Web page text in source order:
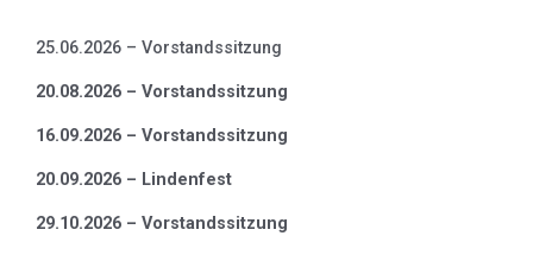
25.06.2026 – Vorstandssitzung
20.08.2026 – Vorstandssitzung
16.09.2026 – Vorstandssitzung
20.09.2026 – Lindenfest
29.10.2026 – Vorstandssitzung